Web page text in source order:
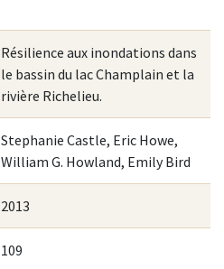
Résilience aux inondations dans
le bassin du lac Champlain et la
rivière Richelieu.
Stephanie Castle, Eric Howe,
William G. Howland, Emily Bird
2013
109